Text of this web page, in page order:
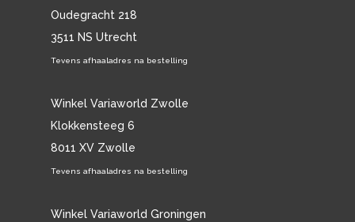
Oudegracht 218
3511 NS Utrecht
Tevens afhaaladres na bestelling
Winkel Variaworld Zwolle
Klokkensteeg 6
8011 XV Zwolle
Tevens afhaaladres na bestelling
Winkel Variaworld Groningen